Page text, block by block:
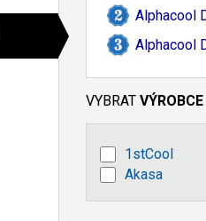
Alphacool
Alphacool
VYBRAT VÝROBCE
1stCool
Akasa